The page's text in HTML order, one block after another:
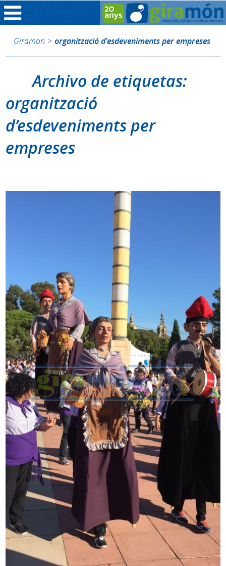
Giramon > organització d'esdeveniments per empreses
Archivo de etiquetas:
organització
d’esdeveniments per
empreses